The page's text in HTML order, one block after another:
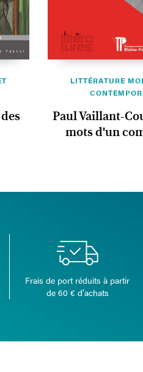
LITTÉRATURE
Paul Vaillant-
mots d'un
Frais de port réduits à partir
de 60 € d’achats